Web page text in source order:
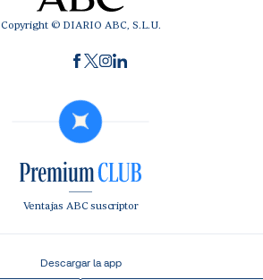
Copyright © DIARIO ABC, S.L.U.
Ventajas ABC suscriptor
Descargar la app